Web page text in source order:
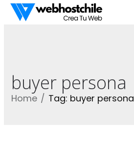
buyer persona
Home Tag: buyer persona